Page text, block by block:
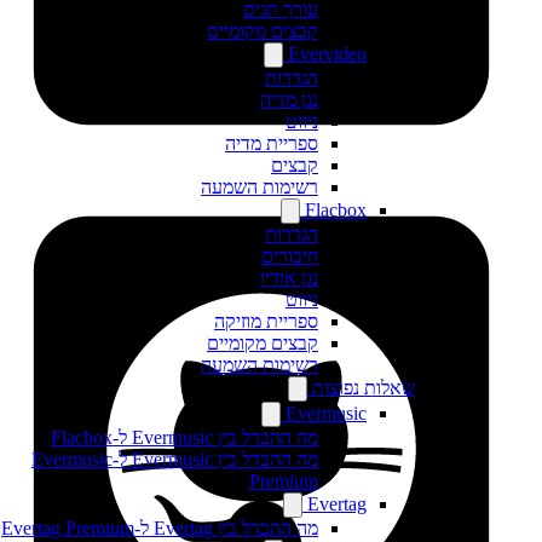
עורך תגים
קבצים מקומיים
Evervideo
הגדרות
נגן מדיה
ניווט
ספריית מדיה
קבצים
רשימות השמעה
Flacbox
הגדרות
חיבורים
נגן אודיו
ניווט
ספריית מוזיקה
קבצים מקומיים
רשימות השמעה
שאלות נפוצות
Evermusic
מה ההבדל בין Evermusic ל-Flacbox
מה ההבדל בין Evermusic ל-Evermusic
Premium
Evertag
מה ההבדל בין Evertag ל-Evertag Premium